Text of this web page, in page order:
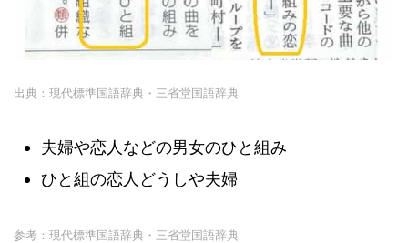
出典：現代標準国語辞典・三省堂国語辞典
夫婦や恋人などの男女のひと組み
ひと組の恋人どうしや夫婦
参考：現代標準国語辞典・三省堂国語辞典